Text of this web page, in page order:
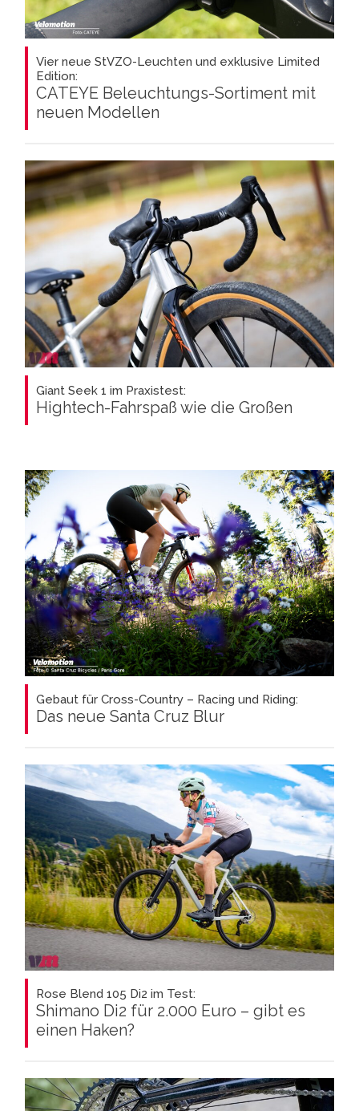
Vier neue StVZO-Leuchten und exklusive Limited
Edition:
CATEYE Beleuchtungs-Sortiment mit
neuen Modellen
Giant Seek 1 im Praxistest:
Hightech-Fahrspaß wie die Großen
Gebaut für Cross-Country – Racing und Riding:
Das neue Santa Cruz Blur
Rose Blend 105 Di2 im Test:
Shimano Di2 für 2.000 Euro – gibt es
einen Haken?